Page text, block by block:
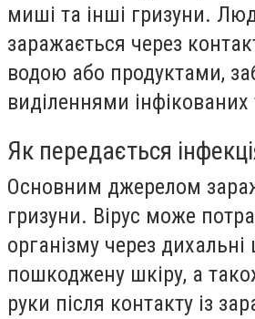
миші та інші гризуни.
заражається через
водою або продуктами,
виділеннями
Як передається
Основним джерелом
гризуни. Вірус може
організму через
пошкоджену шкіру, а
руки після контакту із